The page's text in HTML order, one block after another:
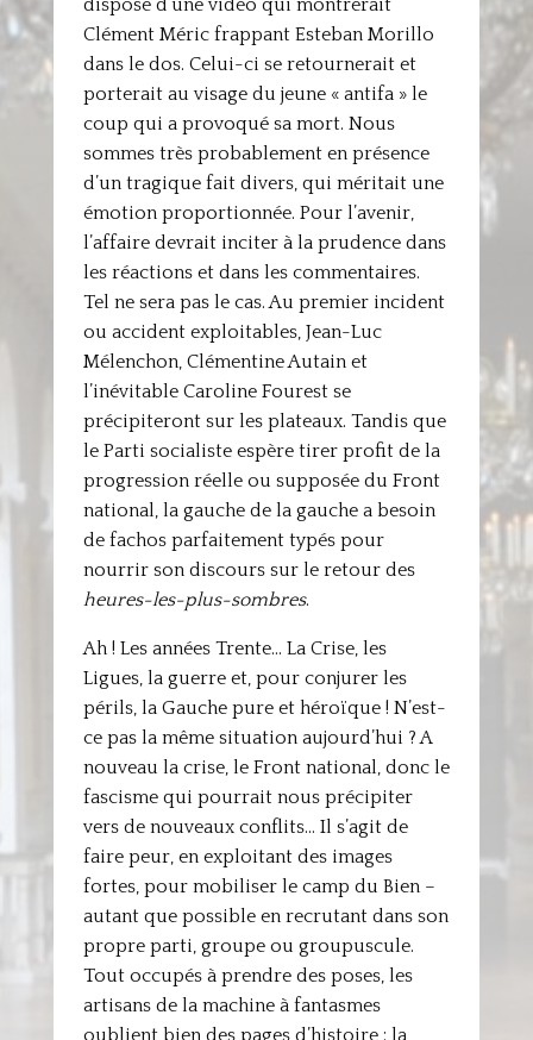
dispose d’une vidéo qui montrerait
Clément Méric frappant Esteban Morillo
dans le dos. Celui-ci se retournerait et
porterait au visage du jeune « antifa » le
coup qui a provoqué sa mort. Nous
sommes très probablement en présence
d’un tragique fait divers, qui méritait une
émotion proportionnée. Pour l’avenir,
l’affaire devrait inciter à la prudence dans
les réactions et dans les commentaires.
Tel ne sera pas le cas. Au premier incident
ou accident exploitables, Jean-Luc
Mélenchon, Clémentine Autain et
l’inévitable Caroline Fourest se
précipiteront sur les plateaux. Tandis que
le Parti socialiste espère tirer profit de la
progression réelle ou supposée du Front
national, la gauche de la gauche a besoin
de fachos parfaitement typés pour
nourrir son discours sur le retour des
heures-les-plus-sombres.
Ah ! Les années Trente… La Crise, les
Ligues, la guerre et, pour conjurer les
périls, la Gauche pure et héroïque ! N’est-
ce pas la même situation aujourd’hui ? A
nouveau la crise, le Front national, donc le
fascisme qui pourrait nous précipiter
vers de nouveaux conflits… Il s’agit de
faire peur, en exploitant des images
fortes, pour mobiliser le camp du Bien –
autant que possible en recrutant dans son
propre parti, groupe ou groupuscule.
Tout occupés à prendre des poses, les
artisans de la machine à fantasmes
oublient bien des pages d’histoire : la